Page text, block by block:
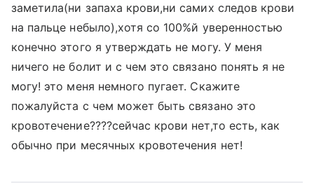
заметила(ни запаха крови,ни самих следов крови
на пальце небыло),хотя со 100%й уверенностью
конечно этого я утверждать не могу. У меня
ничего не болит и с чем это связано понять я не
могу! это меня немного пугает. Скажите
пожалуйста с чем может быть связано это
кровотечение????сейчас крови нет,то есть, как
обычно при месячных кровотечения нет!